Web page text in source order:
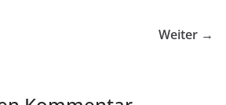
Weiter →